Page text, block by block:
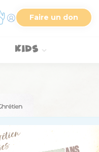
Faire un don